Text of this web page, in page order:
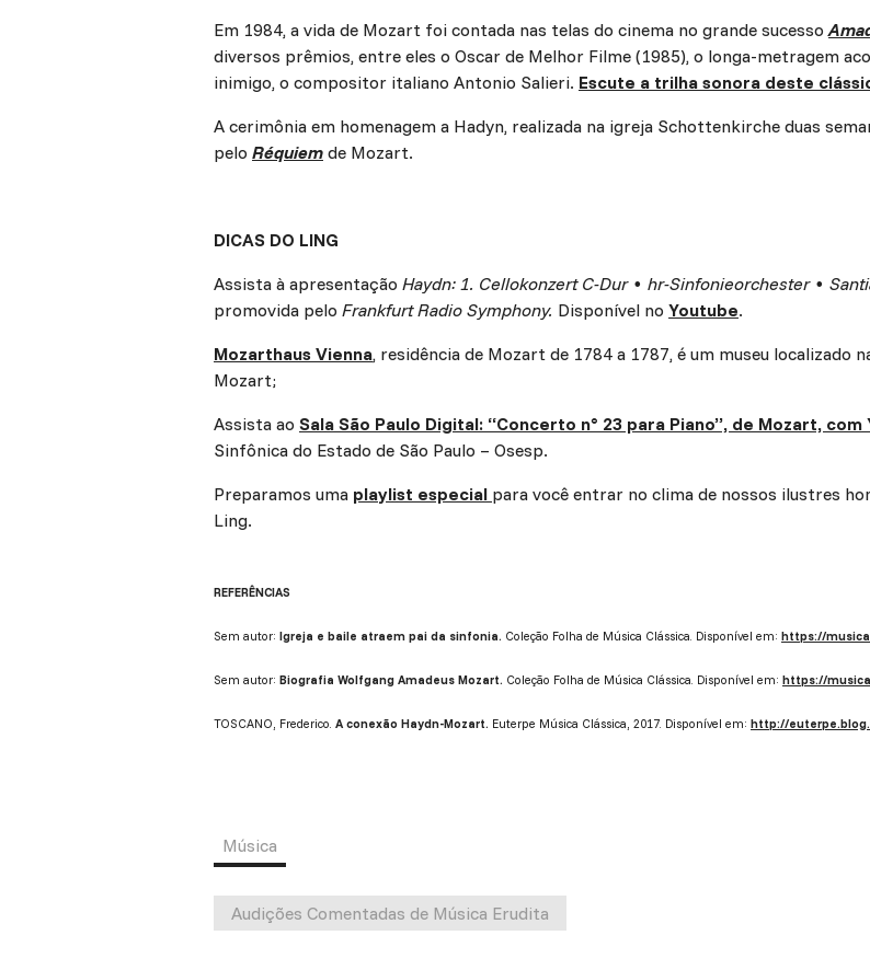
Em 1984, a vida de Mozart foi contada nas telas do cinema no grande sucesso
diversos prêmios, entre eles o Oscar de Melhor Filme (1985), o longa-metragem
inimigo, o compositor italiano Antonio Salieri. Escute a trilha sonora deste
A cerimônia em homenagem a Hadyn, realizada na igreja Schottenkirche duas
pelo Réquiem de Mozart.
DICAS DO LING
Assista à apresentação Haydn: 1. Cellokonzert C-Dur ∙ hr-Sinfonieorchester ∙
promovida pelo Frankfurt Radio Symphony. Disponível no Youtube.
Mozarthaus Vienna, residência de Mozart de 1784 a 1787, é um museu localizado
Mozart;
Assista ao Sala São Paulo Digital: “Concerto n° 23 para Piano”, de Mozart, com
Sinfônica do Estado de São Paulo – Osesp.
Preparamos uma playlist especial para você entrar no clima de nossos ilustres
Ling.
REFERÊNCIAS
Sem autor: Igreja e baile atraem pai da sinfonia. Coleção Folha de Música Clássica. Disponível em: https://
Sem autor: Biografia Wolfgang Amadeus Mozart. Coleção Folha de Música Clássica. Disponível em: https://
TOSCANO, Frederico. A conexão Haydn-Mozart. Euterpe Música Clássica, 2017. Disponível em: http://
Música
Audições Comentadas de Música Erudita